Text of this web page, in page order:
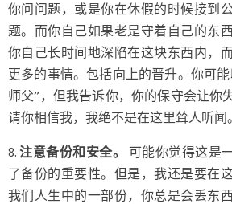
你问问题，或是你在休假的时候接到
题。而你自己如果老是守着自己的东
你自己长时间地深陷在这块东西内，
更多的事情。包括向上的晋升。你可
师父”，但我告诉你，你的保守会让你
请你相信我，我绝不是在这里耸人听闻。
8.注意备份和安全。
可能你觉得这是
了备份的重要性。但是，我还是要在
我们人生中的一部份，你总是会丢东